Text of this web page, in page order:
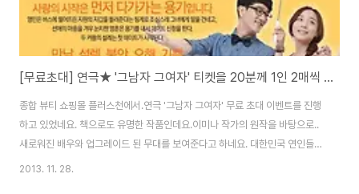
[무료초대] 연극★ '그남자 그여자' 티켓을 20분께 1인 2매씩 드립니다~!
종합 뷰티 쇼핑몰 플러스천에서.연극 '그남자 그여자' 무료 초대 이벤트를 진행
하고 있었네요. 책으로도 유명한 작품인데요.이미나 작가의 원작을 바탕으로..
새로워진 배우와 업그레이드 된 무대를 보여준다고 하네요. 대한민국 연인들이
인정한 최고의 커플연극이라는데...전 쏠로라서.....과연 ㅠㅠ
2013. 11. 28.